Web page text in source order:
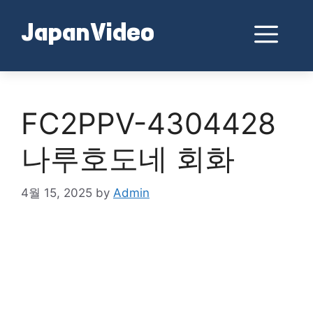
contentJapanVideo
FC2PPV-4304428
나루호도네 회화
4월 15, 2025 by Admin